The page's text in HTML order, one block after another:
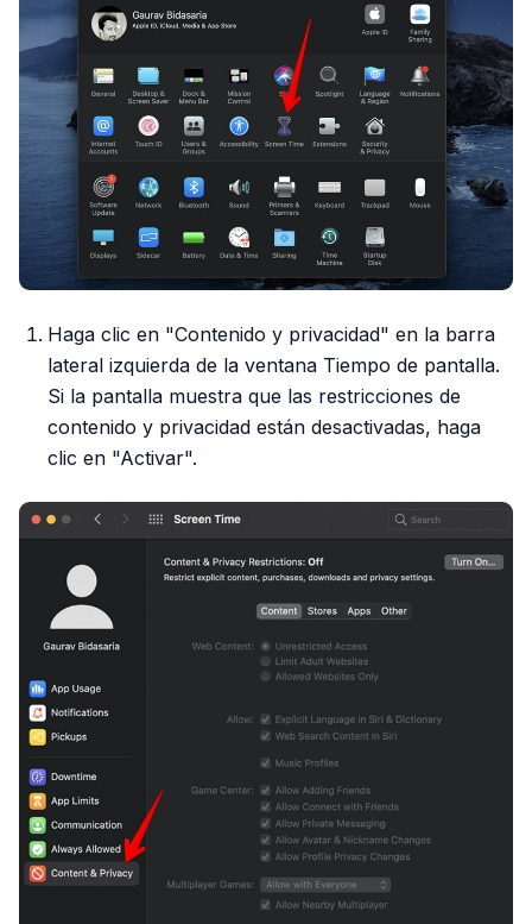
Haga clic en "Contenido y privacidad" en la barra
lateral izquierda de la ventana Tiempo de pantalla.
Si la pantalla muestra que las restricciones de
contenido y privacidad están desactivadas, haga
clic en "Activar".